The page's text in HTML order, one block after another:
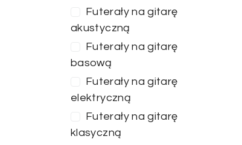
Futerały na gitarę
akustyczną
Futerały na gitarę
basową
Futerały na gitarę
elektryczną
Futerały na gitarę
klasyczną